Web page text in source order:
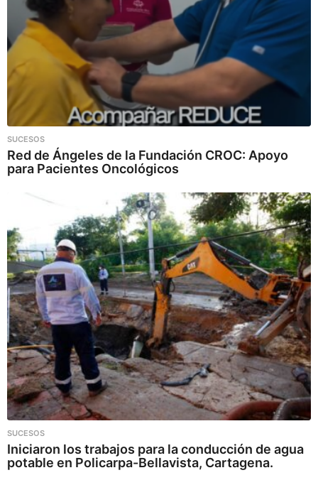
SUCESOS
Red de Ángeles de la Fundación CROC: Apoyo
para Pacientes Oncológicos
SUCESOS
Iniciaron los trabajos para la conducción de agua
potable en Policarpa-Bellavista, Cartagena.